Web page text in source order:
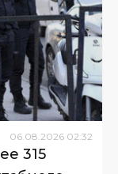
06.08.2026 02:32
315